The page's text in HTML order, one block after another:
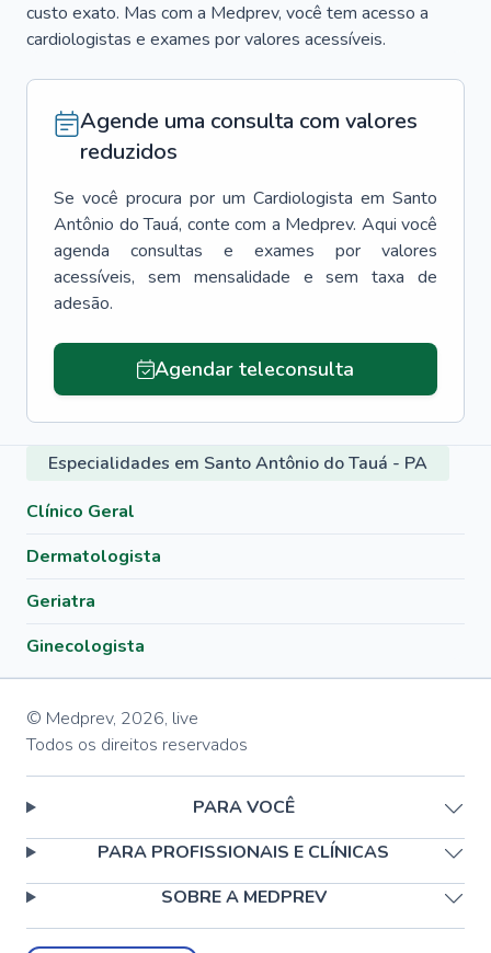
custo exato. Mas com a Medprev, você tem acesso a
cardiologistas e exames por valores acessíveis.
Agende uma consulta com valores
reduzidos
Se você procura por um Cardiologista em Santo
Antônio do Tauá, conte com a Medprev. Aqui você
agenda consultas e exames por valores
acessíveis, sem mensalidade e sem taxa de
adesão.
Agendar teleconsulta
Especialidades em Santo Antônio do Tauá - PA
Clínico Geral
Dermatologista
Geriatra
Ginecologista
© Medprev, 2026, live
Todos os direitos reservados
PARA VOCÊ
PARA PROFISSIONAIS E CLÍNICAS
SOBRE A MEDPREV